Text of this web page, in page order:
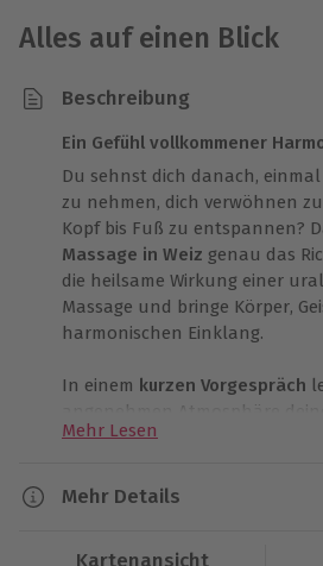
Alles auf einen Blick
Beschreibung
Ein Gefühl vollkommener
Du sehnst dich danach,
zu nehmen, dich verwöhnen
Kopf bis Fuß zu entspannen?
Massage in Weiz genau das
die heilsame Wirkung einer
Massage und bringe Körper,
harmonischen Einklang.
In einem kurzen Vorgespräch
angenehmen Atmosphäre
kennen und erfährst, was dich
einerayurvedischen Abhyanga
Mehr Lesen
Mehr Details
Kartenansicht